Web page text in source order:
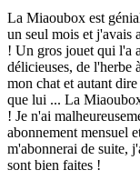
La Miaoubox est
un seul mois et j'avais
! Un gros jouet qui l'a
délicieuses, de l'herbe
mon chat et autant
que lui ... La
! Je n'ai
abonnement mensuel
m'abonnerai de suite,
sont bien faites !